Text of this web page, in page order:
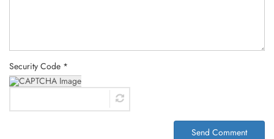
Security Code *
Send Comment